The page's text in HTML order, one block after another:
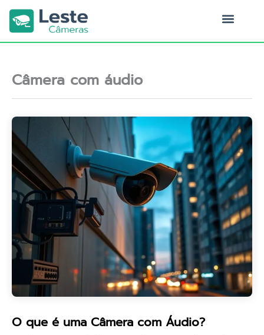
para
conteúdo
Câmera com áudio
O que é uma Câmera com Áudio?